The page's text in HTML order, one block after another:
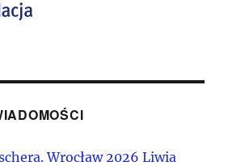
Wrocław 2026 Liwia